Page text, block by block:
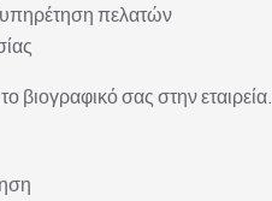
πελατών
βιογραφικό σας στην εταιρεία.